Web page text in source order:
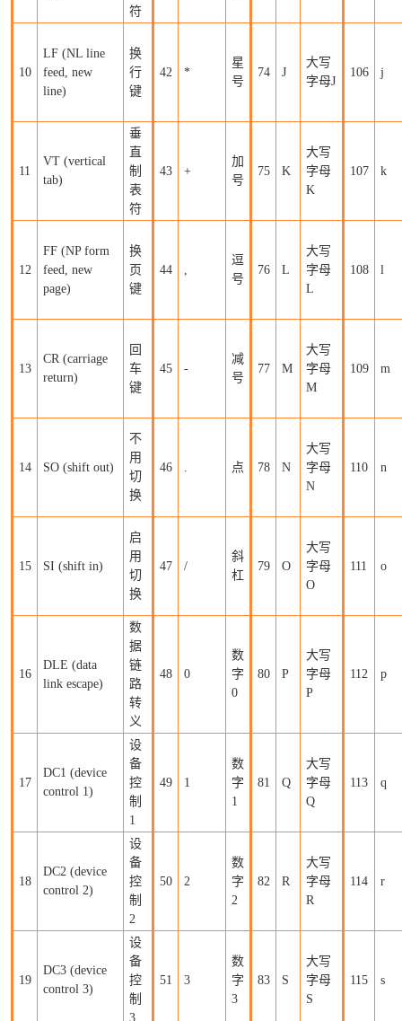
符
10
LF (NL line
feed, new
line)
换
行
键
42 *
星
号
74 J
大写
字母J
106 j
11
VT (vertical
tab)
垂
直
制
表
符
43 +
加
号
75 K
大写
字母
K
107 k
12
FF (NP form
feed, new
page)
换
页
键
44 ,
逗
号
76 L
大写
字母
L
108 l
13
CR (carriage
return)
回
车
键
45 -
减
号
77 M
大写
字母
M
109 m
14 SO (shift out)
不
用
切
换
46 . 点 78 N
大写
字母
N
110 n
15 SI (shift in)
启
用
切
换
47 /
斜
杠
79 O
大写
字母
O
111 o
16
DLE (data
link escape)
数
据
链
路
转
义
48 0
数
字
0
80 P
大写
字母
P
112 p
17
DC1 (device
control 1)
设
备
控
制
1
49 1
数
字
1
81 Q
大写
字母
Q
113 q
18
DC2 (device
control 2)
设
备
控
制
2
50 2
数
字
2
82 R
大写
字母
R
114 r
19
DC3 (device
control 3)
设
备
控
制
3
51 3
数
字
3
83 S
大写
字母
S
115 s